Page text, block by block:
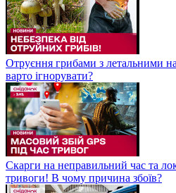
Отруєння грибами з летальними
варто ігнорувати?
Скарги на неправильний час та
тривоги! В чому причина збоїв?